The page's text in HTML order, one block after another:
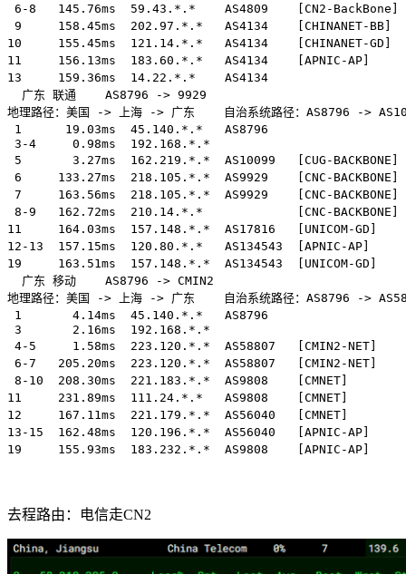
6-8   145.76ms  59.43.*.*    AS4809    [CN2-BackBone]
9     158.45ms  202.97.*.*   AS4134    [CHINANET-BB]
10     155.45ms  121.14.*.*   AS4134    [CHINANET-GD]
11     156.13ms  183.60.*.*   AS4134    [APNIC-AP]
13     159.36ms  14.22.*.*    AS4134                      中
  广东 联通    AS8796 -> 9929
地理路径：美国 -> 上海 -> 广东    自治系统路径：AS8796 ->
1      19.03ms  45.140.*.*   AS8796                      美
3-4     0.98ms  192.168.*.*
5       3.27ms  162.219.*.*  AS10099   [CUG-BACKBONE]
6     133.27ms  218.105.*.*  AS9929    [CNC-
7     163.56ms  218.105.*.*  AS9929    [CNC-
8-9   162.72ms  210.14.*.*             [CNC-BACKBONE]
11     164.03ms  157.148.*.*  AS17816   [UNICOM-GD]
12-13  157.15ms  120.80.*.*   AS134543  [APNIC-AP]
19     163.51ms  157.148.*.*  AS134543  [UNICOM-GD]
  广东 移动    AS8796 -> CMIN2
地理路径：美国 -> 上海 -> 广东    自治系统路径：AS8796 ->
1       4.14ms  45.140.*.*   AS8796                      美
3       2.16ms  192.168.*.*
4-5     1.58ms  223.120.*.*  AS58807   [CMIN2-NET]
6-7   205.20ms  223.120.*.*  AS58807   [CMIN2-NET]
8-10  208.30ms  221.183.*.*  AS9808    [CMNET]
11     231.89ms  111.24.*.*   AS9808    [CMNET]
12     167.11ms  221.179.*.*  AS56040   [CMNET]
13-15  162.48ms  120.196.*.*  AS56040   [APNIC-AP]
19     155.93ms  183.232.*.*  AS9808    [APNIC-AP]
去程路由：电信走CN2